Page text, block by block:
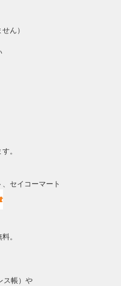
ん）
。
セイコーマート
。
ス帳）や